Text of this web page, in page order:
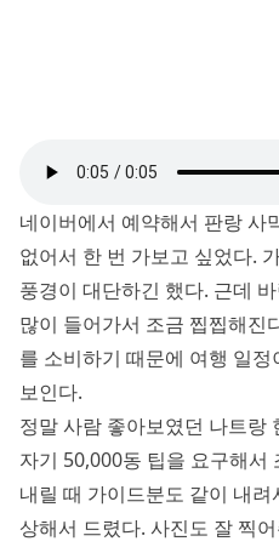
네이버에서 예약해서 판랑 사
없어서 한 번 가보고 싶었다.
풍경이 대단하긴 했다. 근데
많이 들어가서 조금 찝찝해진
를 소비하기 때문에 여행 일
보인다.
정말 사람 좋아보였던 나트랑
자기 50,000동 팁을 요구해서
내릴 때 가이드분도 같이 내
상해서 드렸다. 사진도 잘 찍